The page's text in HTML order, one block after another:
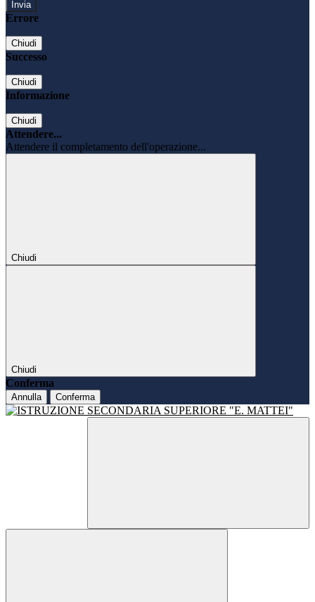
Errore
Chiudi
Successo
Chiudi
Informazione
Chiudi
Attendere...
Attendere il completamento dell'operazione...
Chiudi
Chiudi
Conferma
Annulla Conferma